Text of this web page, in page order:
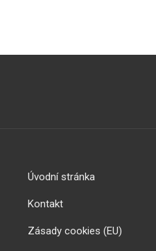
Úvodní stránka
Kontakt
Zásady cookies (EU)